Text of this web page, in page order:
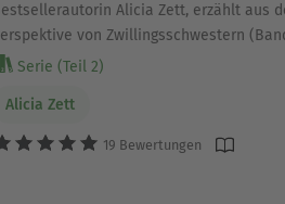
Alicia Zett, erzählt aus
von Zwillingsschwestern
Serie (Teil 2)
Alicia Zett
19 Bewertungen